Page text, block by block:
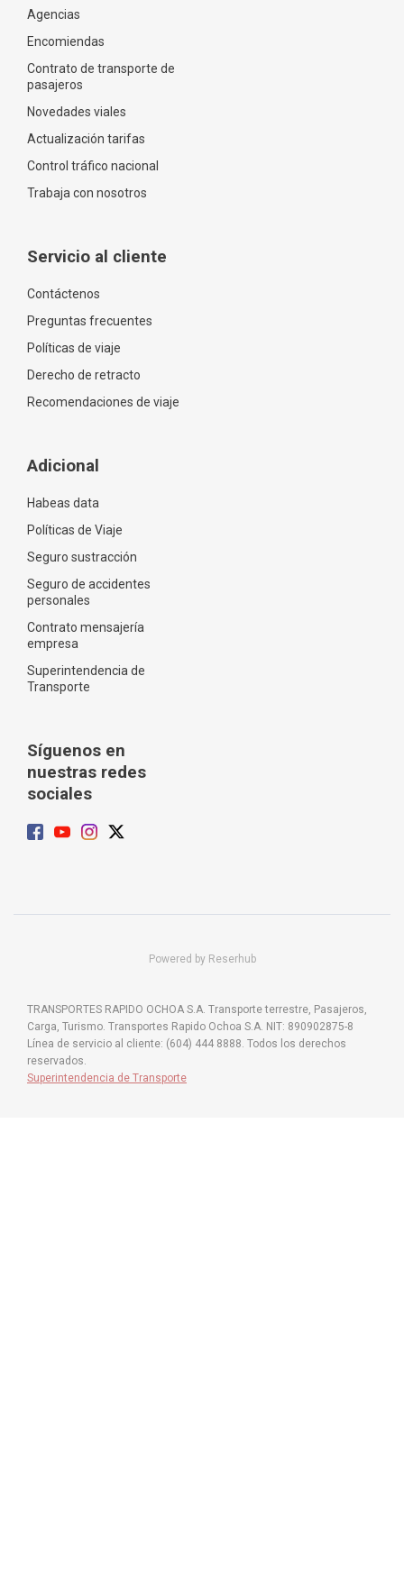
Agencias
Encomiendas
Contrato de transporte de
pasajeros
Novedades viales
Actualización tarifas
Control tráfico nacional
Trabaja con nosotros
Servicio al cliente
Contáctenos
Preguntas frecuentes
Políticas de viaje
Derecho de retracto
Recomendaciones de viaje
Adicional
Habeas data
Políticas de Viaje
Seguro sustracción
Seguro de accidentes
personales
Contrato mensajería
empresa
Superintendencia de
Transporte
Síguenos en
nuestras redes
sociales
Powered by Reserhub
TRANSPORTES RAPIDO OCHOA S.A. Transporte terrestre, Pasajeros,
Carga, Turismo. Transportes Rapido Ochoa S.A. NIT: 890902875-8
Línea de servicio al cliente: (604) 444 8888. Todos los derechos
reservados.
Superintendencia de Transporte